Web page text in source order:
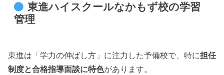
東進ハイスクールなかもず校の学習
管理
東進は「学力の伸ばし方」に注力した予備校で、特に担任
制度と合格指導面談に特色があります。